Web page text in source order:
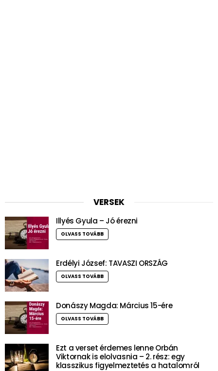
VERSEK
Illyés Gyula – Jó érezni
OLVASS TOVÁBB
Erdélyi József: TAVASZI ORSZÁG
OLVASS TOVÁBB
Donászy Magda: Március 15-ére
OLVASS TOVÁBB
Ezt a verset érdemes lenne Orbán
Viktornak is elolvasnia – 2. rész: egy
klasszikus figyelmeztetés a hatalomról